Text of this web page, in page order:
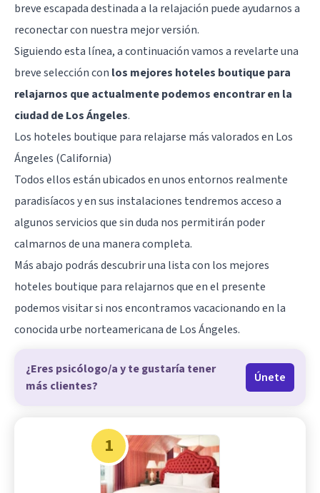
breve escapada destinada a la relajación puede ayudarnos a
reconectar con nuestra mejor versión.
Siguiendo esta línea, a continuación vamos a revelarte una
breve selección con los mejores hoteles boutique para
relajarnos que actualmente podemos encontrar en la
ciudad de Los Ángeles.
Los hoteles boutique para relajarse más valorados en Los
Ángeles (California)
Todos ellos están ubicados en unos entornos realmente
paradisíacos y en sus instalaciones tendremos acceso a
algunos servicios que sin duda nos permitirán poder
calmarnos de una manera completa.
Más abajo podrás descubrir una lista con los mejores
hoteles boutique para relajarnos que en el presente
podemos visitar si nos encontramos vacacionando en la
conocida urbe norteamericana de Los Ángeles.
¿Eres psicólogo/a y te gustaría tener
más clientes?
Únete
1